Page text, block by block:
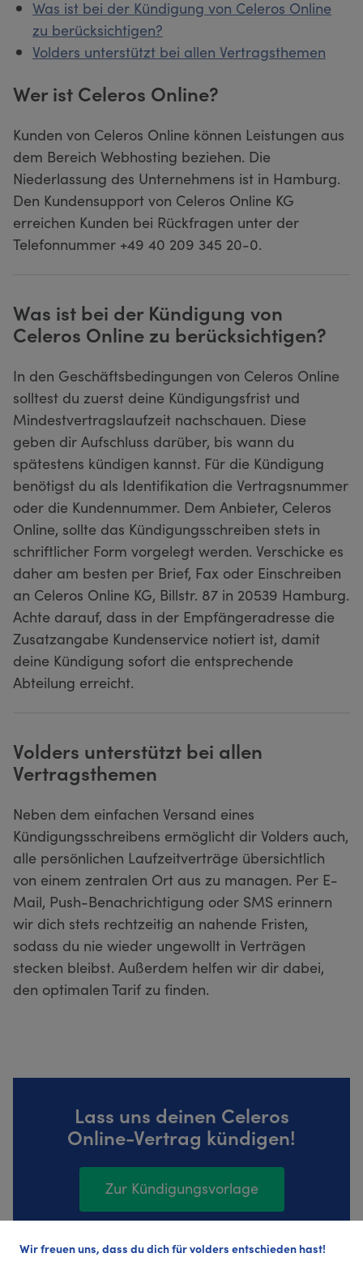
Was ist bei der Kündigung von Celeros Online
zu berücksichtigen?
Volders unterstützt bei allen Vertragsthemen
Wer ist Celeros Online?
Kunden von Celeros Online können Leistungen aus
dem Bereich Webhosting beziehen. Die
Niederlassung des Unternehmens ist in Hamburg.
Den Kundensupport von Celeros Online KG
erreichen Kunden bei Rückfragen unter der
Telefonnummer +49 40 209 345 20-0.
Was ist bei der Kündigung von
Celeros Online zu berücksichtigen?
In den Geschäftsbedingungen von Celeros Online
solltest du zuerst deine Kündigungsfrist und
Mindestvertragslaufzeit nachschauen. Diese
geben dir Aufschluss darüber, bis wann du
spätestens kündigen kannst. Für die Kündigung
benötigst du als Identifikation die Vertragsnummer
oder die Kundennummer. Dem Anbieter, Celeros
Online, sollte das Kündigungsschreiben stets in
schriftlicher Form vorgelegt werden. Verschicke es
daher am besten per Brief, Fax oder Einschreiben
an Celeros Online KG, Billstr. 87 in 20539 Hamburg.
Achte darauf, dass in der Empfängeradresse die
Zusatzangabe Kundenservice notiert ist, damit
deine Kündigung sofort die entsprechende
Abteilung erreicht.
Volders unterstützt bei allen
Vertragsthemen
Neben dem einfachen Versand eines
Kündigungsschreibens ermöglicht dir Volders auch,
alle persönlichen Laufzeitverträge übersichtlich
von einem zentralen Ort aus zu managen. Per E-
Mail, Push-Benachrichtigung oder SMS erinnern
wir dich stets rechtzeitig an nahende Fristen,
sodass du nie wieder ungewollt in Verträgen
stecken bleibst. Außerdem helfen wir dir dabei,
den optimalen Tarif zu finden.
Lass uns deinen Celeros
Online-Vertrag kündigen!
Zur Kündigungsvorlage
Wir freuen uns, dass du dich für volders entschieden hast!